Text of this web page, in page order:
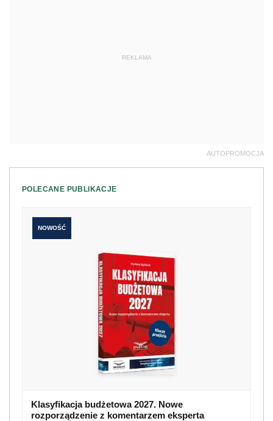
REKLAMA
AUTOPROMOCJA
POLECANE PUBLIKACJE
NOWOŚĆ
Klasyfikacja budżetowa 2027. Nowe
rozporządzenie z komentarzem eksperta